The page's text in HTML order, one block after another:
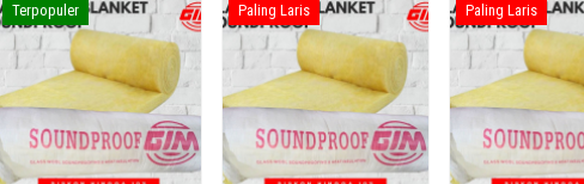
Terpopuler Paling Laris Paling Laris